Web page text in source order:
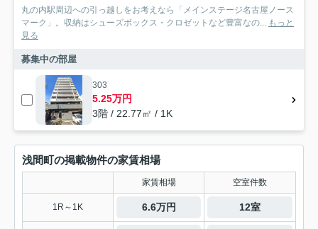
丸の内駅周辺への引っ越しをお考えなら「メインステージ名古屋ノース
マーク」。収納はシューズボックス・クロゼットなど豊富なの... もっと
見る
募集中の部屋
303
5.25万円
3階 / 22.77㎡ / 1K
浅間町の掲載物件の家賃相場
家賃相場 空室件数
1R～1K 6.6万円 12室